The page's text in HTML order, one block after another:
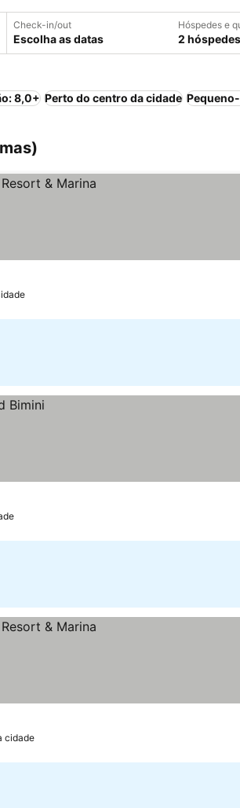
Check-in/out
Escolha as datas
Hóspedes e
2
8,0+ Perto do centro da cidade
cidade